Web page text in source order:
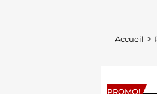
Accueil
PROMO!